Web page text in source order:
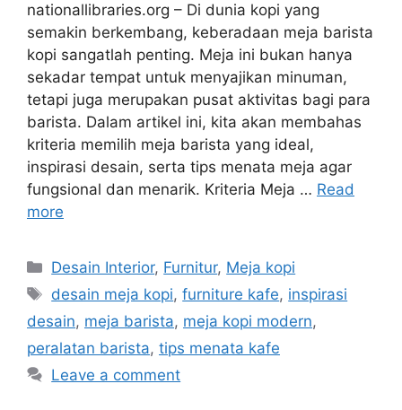
nationallibraries.org – Di dunia kopi yang
semakin berkembang, keberadaan meja barista
kopi sangatlah penting. Meja ini bukan hanya
sekadar tempat untuk menyajikan minuman,
tetapi juga merupakan pusat aktivitas bagi para
barista. Dalam artikel ini, kita akan membahas
kriteria memilih meja barista yang ideal,
inspirasi desain, serta tips menata meja agar
fungsional dan menarik. Kriteria Meja … Read
more
Categories
Desain Interior, Furnitur, Meja kopi
Tags
desain meja kopi,furniture kafe, inspirasi
desain, meja barista, meja kopi modern,
peralatan barista, tips menata kafe
Leave a comment